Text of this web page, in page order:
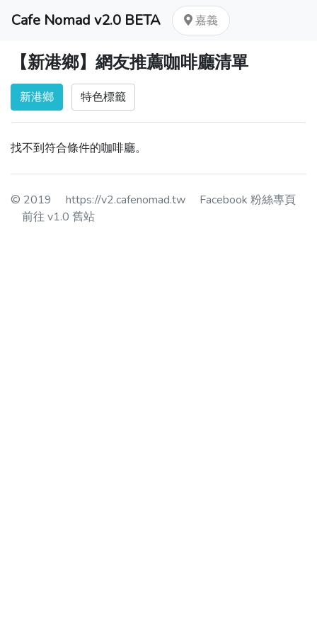
Cafe Nomad v2.0 BETA 嘉義
【新港鄉】網友推薦咖啡廳清單
新港鄉 特色標籤
找不到符合條件的咖啡廳。
© 2019 https://v2.cafenomad.tw
Facebook 粉絲專頁
前往 v1.0 舊站